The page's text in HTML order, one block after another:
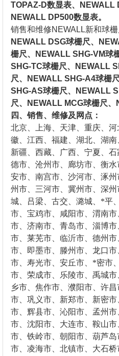
TOPAZ-D数显表、NEWALL
NEWALL DP500数显表。
销售和维修NEWALL新和球
NEWALL DSG球栅尺、
栅尺、NEWALL SHG-VM球
SHG-TC球栅尺、NEWALL
尺、NEWALL SHG-A4球栅
SHG-AS球栅尺、NEWALL
尺、NEWALL MCG球栅尺
四、销售、维修及网点：
北京、上海、天津、重庆、
徽、江西、福建、湖北、湖
新疆、西藏、广西、宁夏、
德市、沧州市、廊坊市、衡
安市、南宫市、沙河市、涿
州市、三河市、冀州市、深
城、吕梁、古交、潞城、*平
市、宝鸡市、咸阳市、渭南
市、济南市、青岛市、淄博
市、莱芜市、临沂市、德州
市、即墨市、滕州市、龙口
市、寿光市、安丘市、*密市
市、荣成市、乐陵市、禹城
乡市、焦作市、濮阳市、许
市、巩义市、新郑市、新密
市、辉县市、沁阳市、孟州
市、沈阳市、大连市、鞍山
市、铁岭市、朝阳市、葫芦
市、凌海市、北镇市、大石